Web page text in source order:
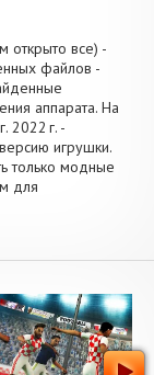
все) -
файлов -
аппарата. На
2022 г. -
игрушки.
только модные
для